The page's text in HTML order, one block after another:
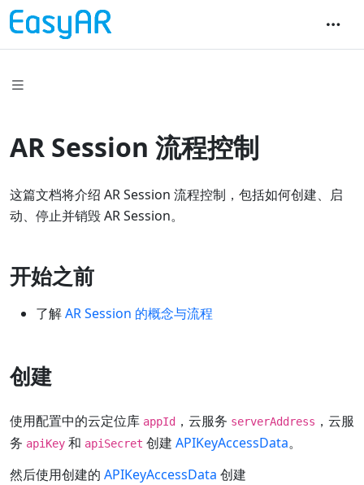
AR Session 流程控制
这篇文档将介绍 AR Session 流程控制，包括如何创建、启
动、停止并销毁 AR Session。
开始之前
了解AR Session 的概念与流程
创建
使用配置中的云定位库 appId ，云服务 serverAddress ，云服
务 apiKey 和 apiSecret 创建 APIKeyAccessData。
然后使用创建的 APIKeyAccessData 创建